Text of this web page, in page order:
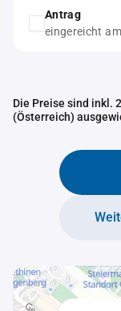
Antrag
eingereicht
Die Preise sind inkl.
(Österreich)